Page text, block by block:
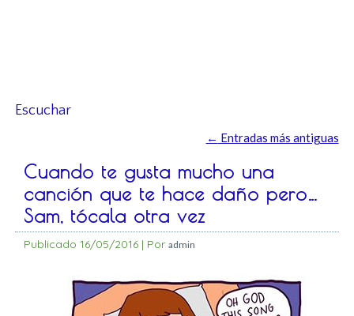
Escuchar
← Entradas más antiguas
Cuando te gusta mucho una
canción que te hace daño pero…
Sam, tócala otra vez
Publicado 16/05/2016 | Por admin